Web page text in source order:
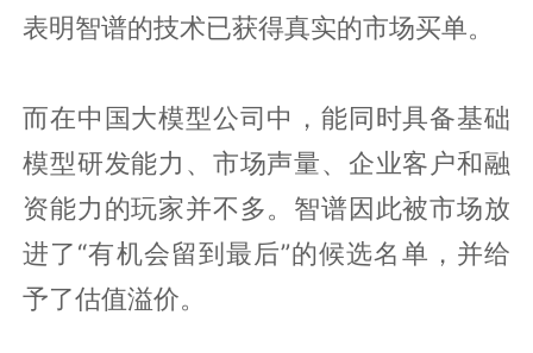
表明智谱的技术已获得真实的市场买单。
而在中国大模型公司中，能同时具备基础
模型研发能力、市场声量、企业客户和融
资能力的玩家并不多。智谱因此被市场放
进了“有机会留到最后”的候选名单，并给
予了估值溢价。